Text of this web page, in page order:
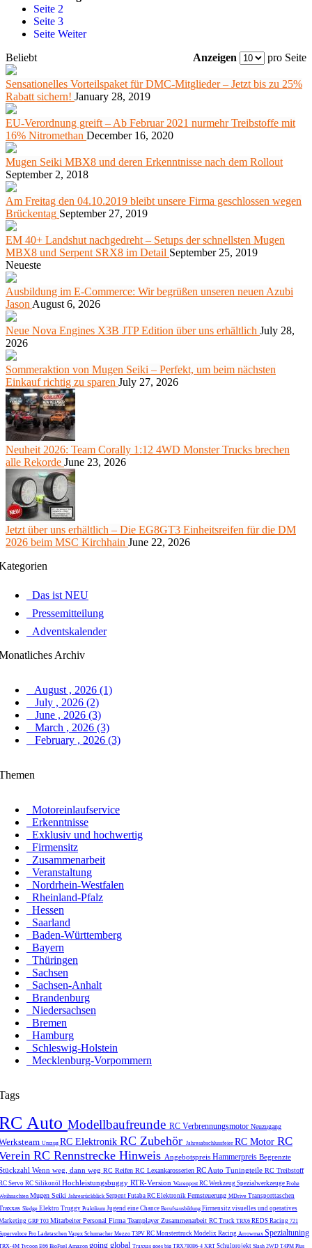
Seite 2
Seite 3
Seite Weiter
Anzeigen
pro Seite
Beliebt
Sensationelles Vorteilspaket für DMC-Mitglieder – Jetzt bis zu 25%
Rabatt sichern! January 28, 2019
EU-Verordnung greift – Ab Februar 2021 nurmehr Treibstoffe mit
16% Nitromethan December 16, 2020
Mugen Seiki MBX8 und deren Erkenntnisse nach dem Rollout
September 2, 2018
Am Freitag den 04.10.2019 bleibt unsere Firma geschlossen wegen
Brückentag September 27, 2019
EM 40+ Landshut nachgedreht – Setups der schnellsten Mugen
MBX8 und Serpent SRX8 im Detail September 25, 2019
Neueste
Ausbildung im E-Commerce: Wir begrüßen unseren neuen Azubi
Jason August 6, 2026
Neue Nova Engines X3B JTP Edition über uns erhältlich July 28,
2026
Sommeraktion von Mugen Seiki – Perfekt, um beim nächsten
Einkauf richtig zu sparen July 27, 2026
Neuheit 2026: Team Corally 1:12 4WD Monster Trucks brechen
alle Rekorde June 23, 2026
Jetzt über uns erhältlich – Die EG8GT3 Einheitsreifen für die DM
2026 beim MSC Kirchhain June 22, 2026
Das ist NEU
Pressemitteilung
Adventskalender
Archiv
August , 2026 (1)
July , 2026 (2)
June , 2026 (3)
March , 2026 (3)
February , 2026 (3)
Motoreinlaufservice
Erkenntnisse
Exklusiv und hochwertig
Firmensitz
Zusammenarbeit
Veranstaltung
Nordrhein-Westfalen
Rheinland-Pfalz
Hessen
Saarland
Baden-Württemberg
Bayern
Thüringen
Sachsen
Sachsen-Anhalt
Brandenburg
Niedersachsen
Bremen
Hamburg
Schleswig-Holstein
Mecklenburg-Vorpommern
Auto Modellbaufreunde RC Verbrennungsmotor Neuzugang
Umzug RC Elektronik RC Zubehör Jahresabschlussfeier RC Motor RC
RC Rennstrecke Hinweis Angebotspreis Hammerpreis Begrenzte
Wenn weg, dann weg RC Reifen RC Lexankarosserien RC Auto Tuningteile RC Treibstoff
Servo RC Silikonöl Hochleistungsbuggy RTR-Version Warenpost RC Werkzeug Spezialwerkzeuge Frohe
Mugen Seiki Jahresrückblick Serpent Futaba RC Elektronik Fernsteuerung MDrive Transporttaschen
Sledge Elektro Truggy Praktikum Jugend eine Chance Berufsausbildung Firmensitz visuelles und operatives
GRP T03 MitarbeiterPersonal Firma TeamplayerZusammenarbeit RC Truck TRX6 REDS Racing 721
Pro Ladetaschen Vapex Schumacher Mezzo T3PV RC Monstertruck Modelix Racing Arrowmax Spezialtuning
4M Tycoon E66 BioFuel Amazon going global Traxxas goes big TRX78086-4 XRT Schulprojekt Slash 2WD T4PM Plus